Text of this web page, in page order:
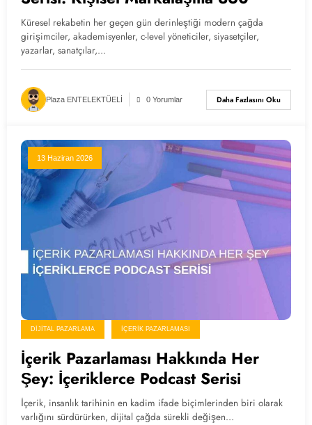
Küresel rekabetin her geçen gün derinleştiği modern çağda
girişimciler, akademisyenler, c-level yöneticiler, siyasetçiler,
yazarlar, sanatçılar,…
Plaza ENTELEKTÜELİ 0 Yorumlar Daha Fazlasını Oku
13 Haziran 2026
DIJITAL PAZARLAMA İÇERIK PAZARLAMASI
İçerik Pazarlaması Hakkında Her
Şey: İçeriklerce Podcast Serisi
İçerik, insanlık tarihinin en kadim ifade biçimlerinden biri olarak
varlığını sürdürürken, dijital çağda sürekli değişen…